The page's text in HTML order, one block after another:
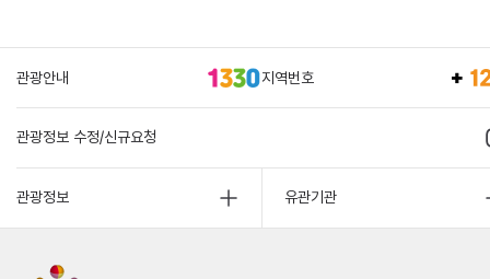
관광안내 지역번호
관광정보 수정/신규요청
관광정보 유관기관